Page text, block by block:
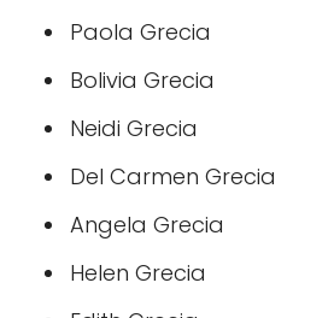
Paola Grecia
Bolivia Grecia
Neidi Grecia
Del Carmen Grecia
Angela Grecia
Helen Grecia